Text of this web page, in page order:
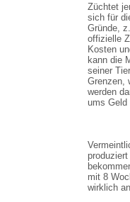
Züchtet
sich für
Gründe,
offizielle
Kosten
kann die
seiner
Grenzen,
werden
ums Geld
mit 8
wirklich